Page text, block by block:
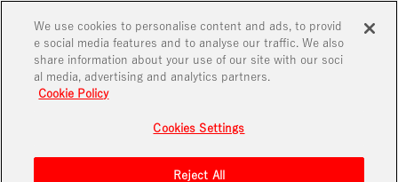
We use cookies to personalise content and ads, to provid
e social media features and to analyse our traffic. We also
share information about your use of our site with our soci
al media, advertising and analytics partners.
Cookie Policy
Cookies Settings
Reject All